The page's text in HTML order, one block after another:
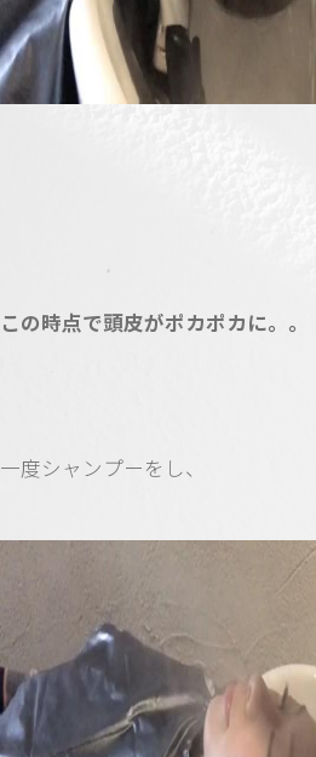
この時点で頭皮がポカポカに。。
一度シャンプーをし、